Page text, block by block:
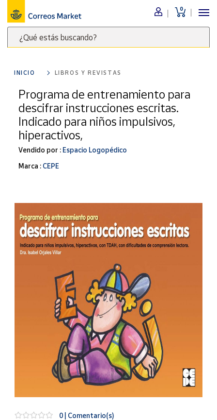
0
¿Qué estás buscando?
clave
para
buscar
productos
Correos
Market
Menú
Nuestro
catálogo
Alimentación
Bebidas
Ocio y cultura
Juguetes y
juegos
Libros y
Artesanía
Oficina y
Papelería
novedades
Market
INICIO LIBROS Y REVISTAS
Programa de entrenamiento para
descifrar instrucciones escritas.
Indicado para niños impulsivos,
hiperactivos,
Vendido por : Espacio Logopédico
Marca : CEPE
0 | Comentario(s)